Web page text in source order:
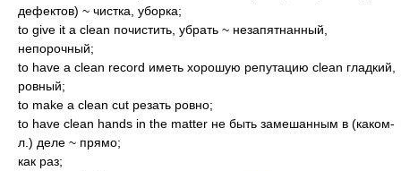
дефектов) ~ чистка, уборка;
to give it a clean почистить, убрать ~ незапятнанный,
непорочный;
to have a clean record иметь хорошую репутацию clean гладкий,
ровный;
to make a clean cut резать ровно;
to have clean hands in the matter не быть замешанным в (каком-
л.) деле ~ прямо;
как раз;